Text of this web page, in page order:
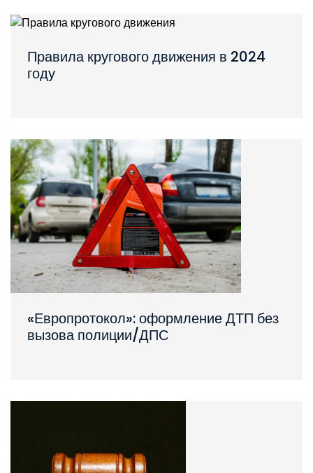
Правила кругового движения в 2024
году
«Европротокол»: оформление ДТП без
вызова полиции/ДПС